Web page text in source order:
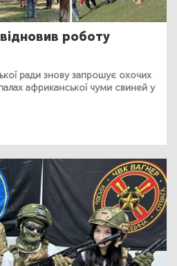
роботу
ради знову запрошує охочих
африканської чуми свиней у